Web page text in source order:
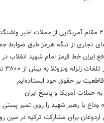
تجاری از تنگه هرمز طبق ضوابط
ایران خط قرمز امام شهید انقلاب
زلزله ونزوئلا به بیش از ۳۸۰۰ نفر
بر حقوق خود ایستاده‌ایم
حملات آمریکا و پاسخ ایران
وداع با رهبر شهید را روی تمبر پستی
اردوغان برای مشارکت ترکیه در مین